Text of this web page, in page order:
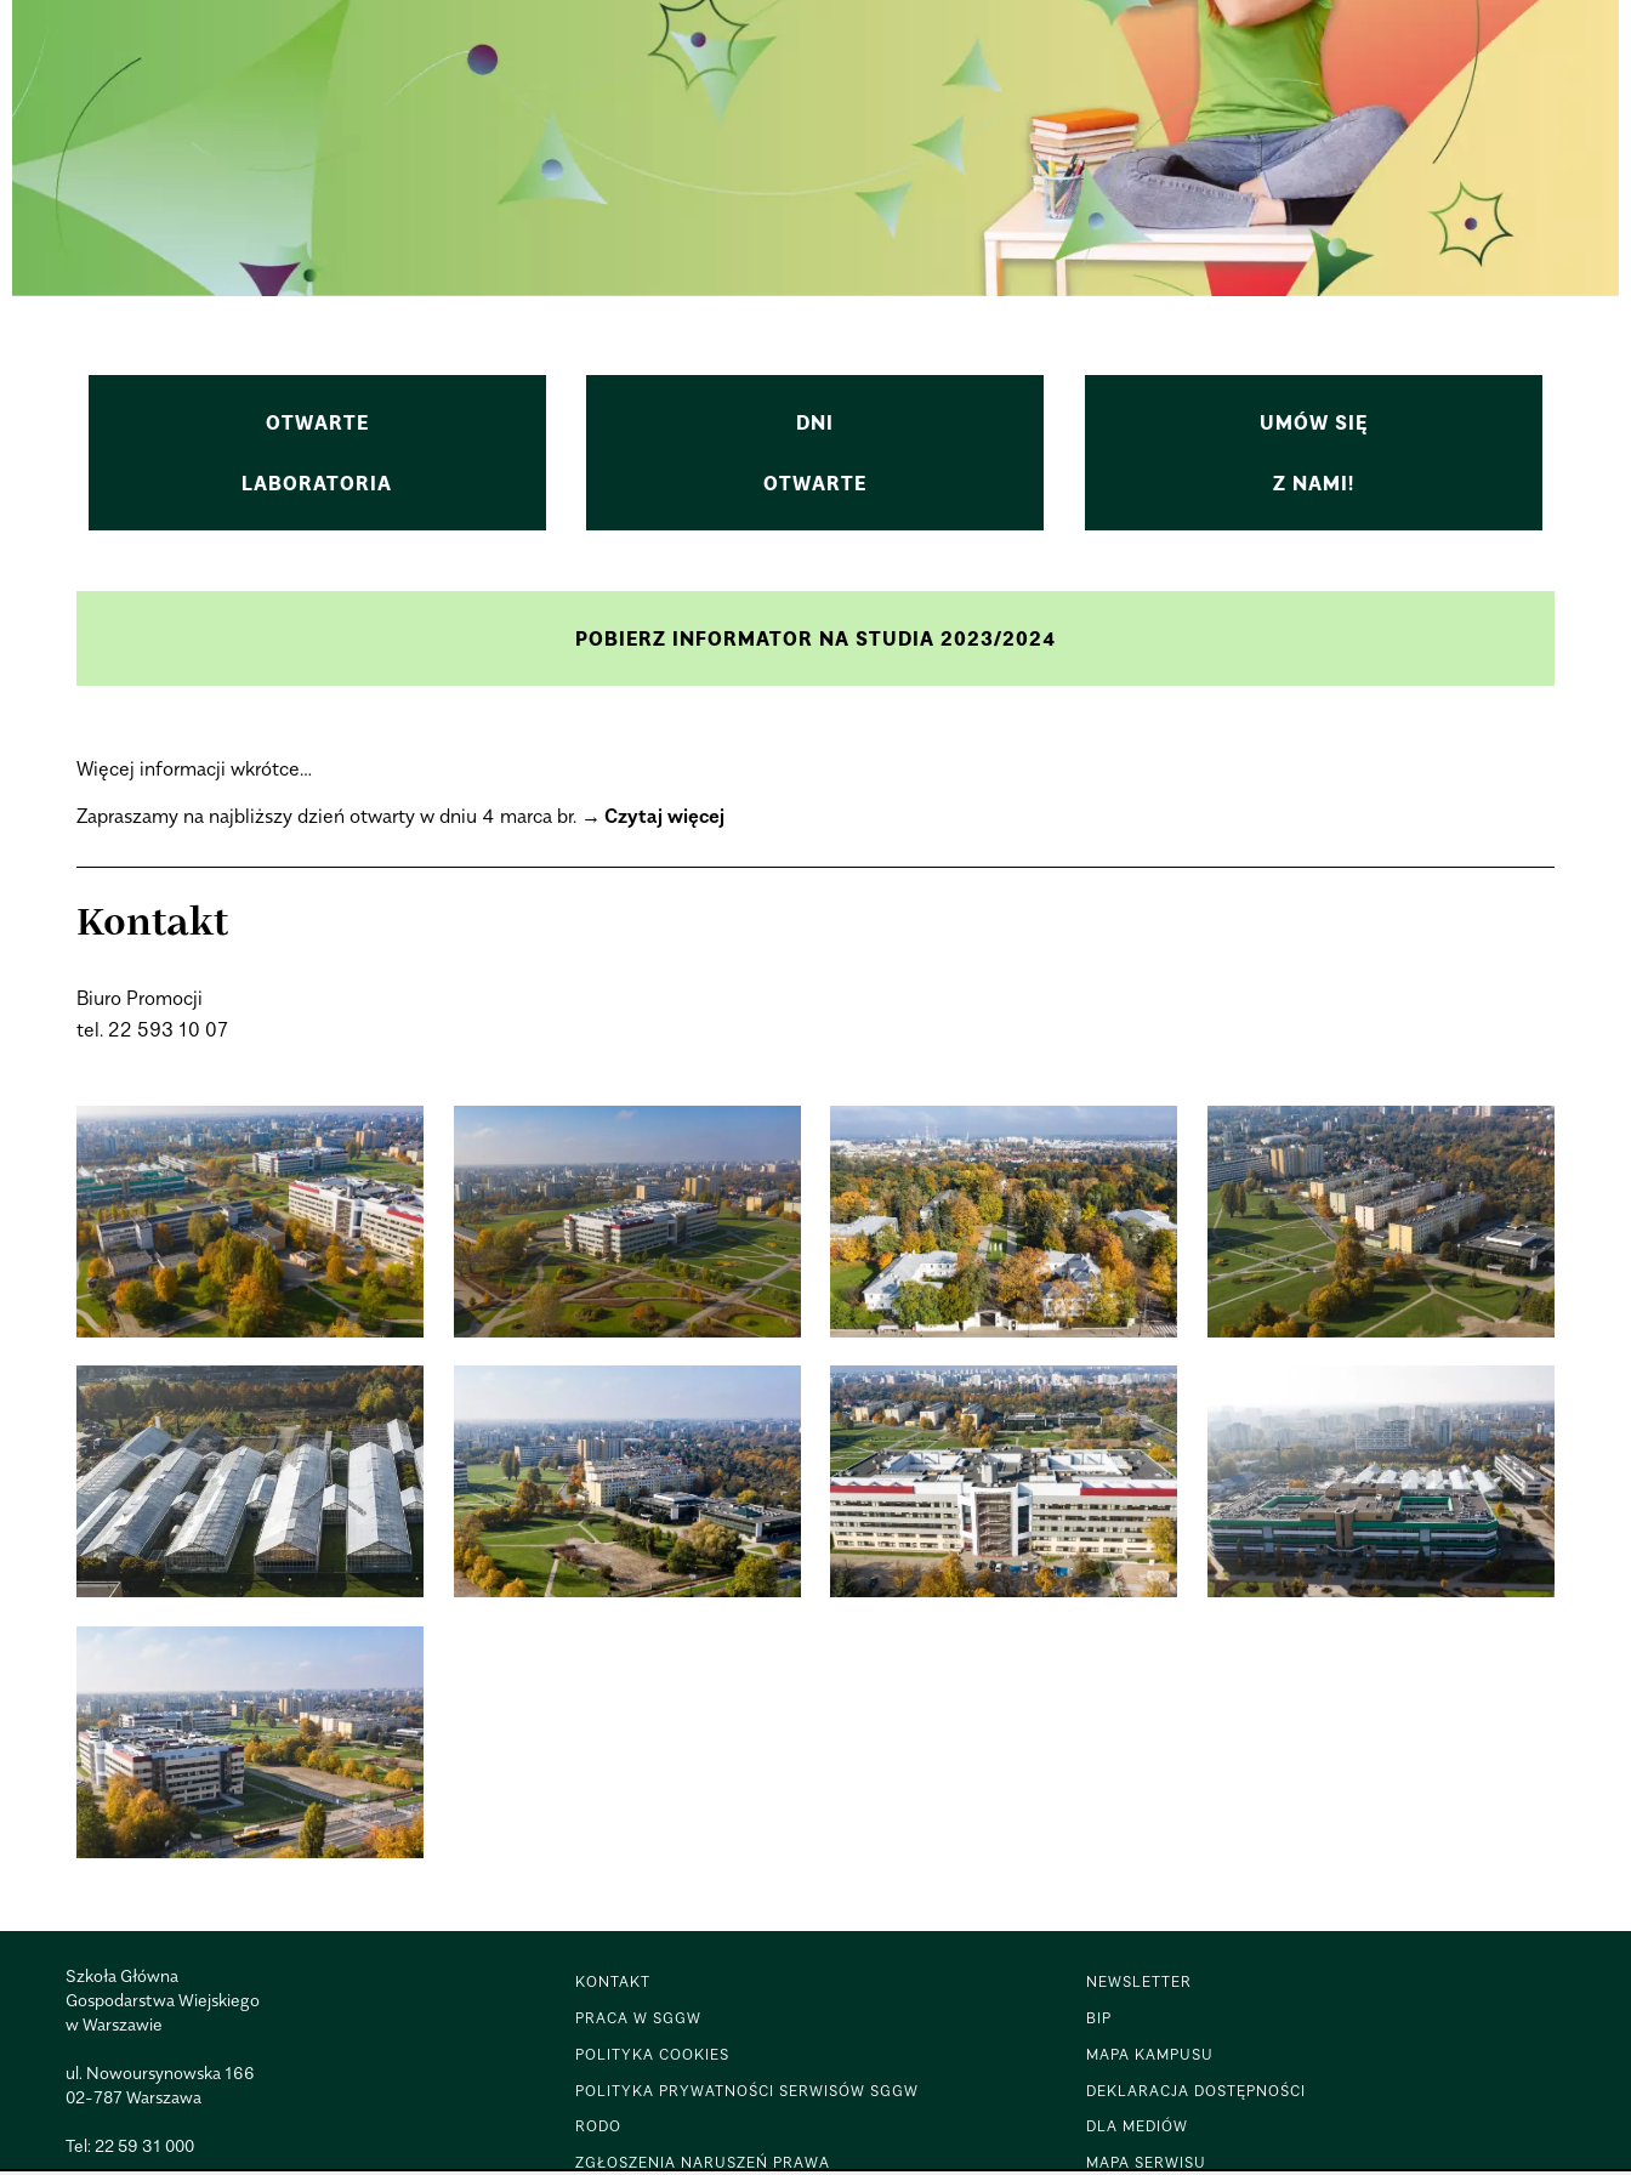
OTWARTE
LABORATORIA
DNI
OTWARTE
UMÓW SIĘ
Z NAMI!
POBIERZ INFORMATOR NA STUDIA 2023/2024
Więcej informacji wkrótce…
Zapraszamy na najbliższy dzień otwarty w dniu 4 marca br.
Czytaj więcej
Kontakt
Biuro Promocji
tel. 22 593 10 07
Szkoła Główna
Gospodarstwa Wiejskiego
w Warszawie
ul. Nowoursynowska 166
02-787 Warszawa
Tel: 22 59 31 000
KONTAKT
PRACA W SGGW
POLITYKA COOKIES
POLITYKA PRYWATNOŚCI SERWISÓW SGGW
RODO
ZGŁOSZENIA NARUSZEŃ PRAWA
NEWSLETTER
BIP
MAPA KAMPUSU
DEKLARACJA DOSTĘPNOŚCI
DLA MEDIÓW
MAPA SERWISU